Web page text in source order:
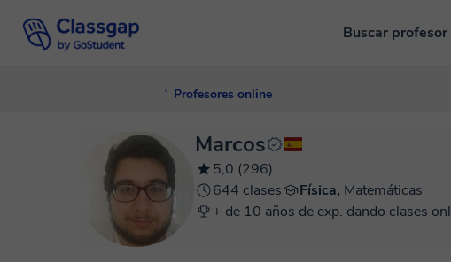
Buscar profesor
Profesores online
Marcos
5,0 (296)
644 clases
Física, Matemáticas
+ de 10 años de exp. dando clases